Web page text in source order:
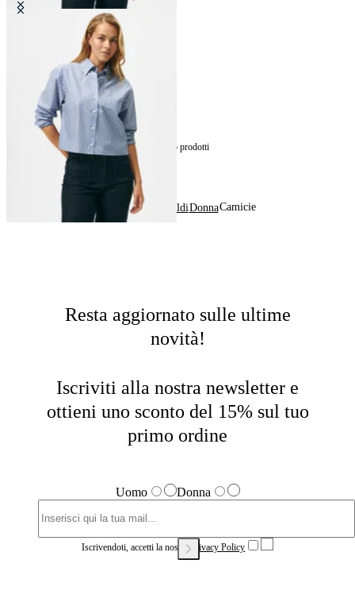
Camicia Cropped a Righe in
Popeline di Cotone
CHF 72.50
15prodotti
Home SaldiDonnaCamicie
Resta aggiornato sulle ultime
novità!
Iscriviti alla nostra newsletter e
ottieni uno sconto del 15% sul tuo
primo ordine
Uomo Donna
Iscrivendoti, accetti la nostraPrivacy Policy